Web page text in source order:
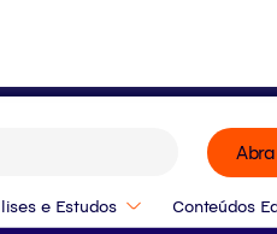
e Estudos Conteúdos